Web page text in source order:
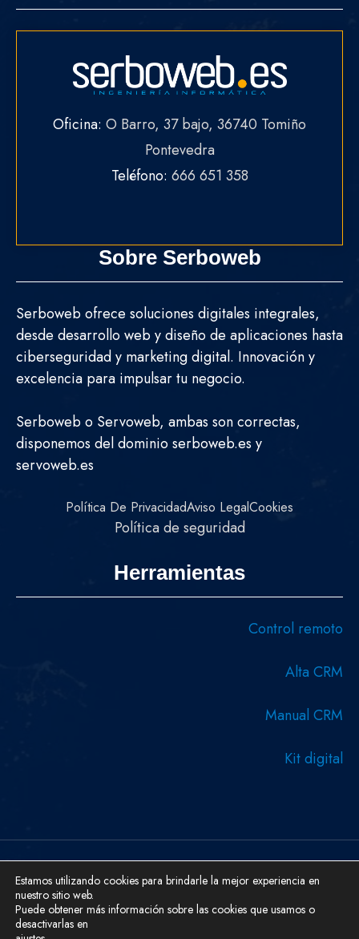
Sobre Serboweb
Serboweb ofrece soluciones digitales integrales,
desde desarrollo web y diseño de aplicaciones hasta
ciberseguridad y marketing digital. Innovación y
excelencia para impulsar tu negocio.
Serboweb o Servoweb, ambas son correctas,
disponemos del dominio serboweb.es y
servoweb.es
Política De PrivacidadAviso LegalCookies
Política de seguridad
Oficina: O Barro, 37 bajo, 36740 Tomiño
Pontevedra
Teléfono: 666 651 358
Herramientas
Control remoto
Alta CRM
Manual CRM
Kit digital
Copyright © 2026 Diseñado y desarrollado por Serboweb
Ingeniería Informática.
Aviso LegalCookiesPolítica De Privacidad
Estamos utilizando cookies para brindarle la mejor experiencia en
nuestro sitio web.
Puede obtener más información sobre las cookies que usamos o
desactivarlas en